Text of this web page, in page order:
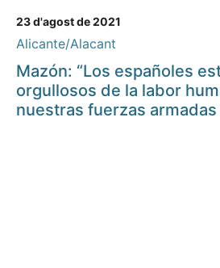
23 d'agost de 2021
Alicante/Alacant
Mazón: “Los españoles
orgullosos de la labor
nuestras fuerzas armadas